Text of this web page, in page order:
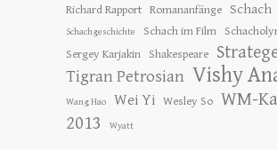
Richard Rapport Romananfänge Schach
Schachgeschichte Schach im Film
Sergey Karjakin
Shakespeare
Tigran Petrosian Vishy
Wang Hao Wei Yi Wesley So WM-
2013
Wyatt